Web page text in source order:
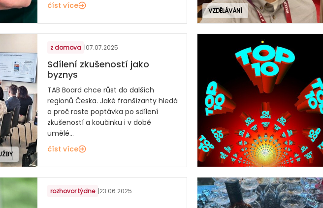
číst více
VZDĚLÁVÁNÍ
z domova |07.07.2025
Sdílení zkušeností jako
byznys
TAB Board chce růst do dalších
regionů Česka. Jaké franšízanty hledá
a proč roste poptávka po sdílení
zkušeností a koučinku i v době
umělé...
číst více
rozhovor týdne |23.06.2025